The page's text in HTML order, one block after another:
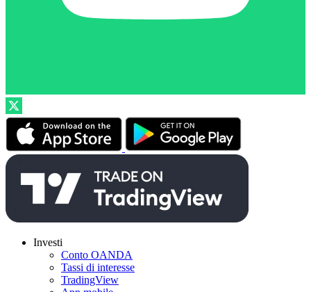
Investi
Conto OANDA
Tassi di interesse
TradingView